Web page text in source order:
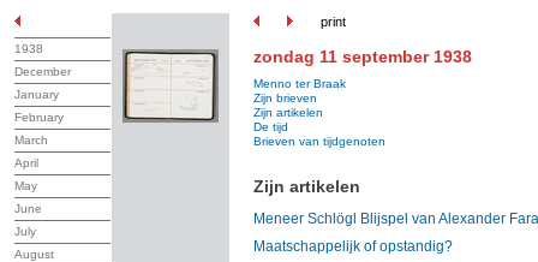
print
1938
December
January
February
March
April
May
June
July
August
zondag 11 september 1938
Menno ter Braak
Zijn brieven
Zijn artikelen
De tijd
Brieven van tijdgenoten
Zijn artikelen
Meneer Schlögl Blijspel van Alexander
Maatschappelijk of opstandig?